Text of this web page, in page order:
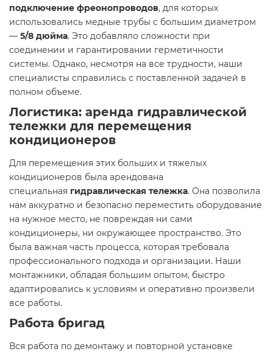
подключение фреонопроводов, для которых
использовались медные трубы с большим диаметром
— 5/8 дюйма. Это добавляло сложности при
соединении и гарантировании герметичности
системы. Однако, несмотря на все трудности, наши
специалисты справились с поставленной задачей в
полном объеме.
Логистика: аренда гидравлической
тележки для перемещения
кондиционеров
Для перемещения этих больших и тяжелых
кондиционеров была арендована
специальная гидравлическая тележка. Она позволила
нам аккуратно и безопасно переместить оборудование
на нужное место, не повреждая ни сами
кондиционеры, ни окружающее пространство. Это
была важная часть процесса, которая требовала
профессионального подхода и организации. Наши
монтажники, обладая большим опытом, быстро
адаптировались к условиям и оперативно произвели
все работы.
Работа бригад
Вся работа по демонтажу и повторной установке